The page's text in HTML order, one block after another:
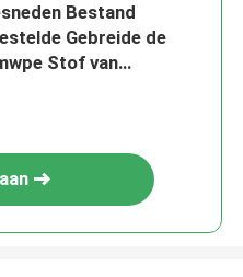
Bestand
Gebreide de
Stof van